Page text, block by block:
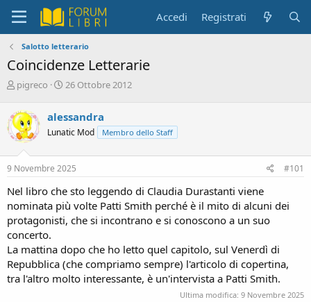
Accedi Registrati
Salotto letterario
Coincidenze Letterarie
C
e
a
t
o
r
e
i
s
c
u
s
i
o
pigreco
D
a
d
i
n
z
i
o
26 Ottobre 2012
alessandra
Lunatic Mod Membro dello Staff
9 Novembre 2025 #101
Nel libro che sto leggendo di Claudia Durastanti viene
nominata più volte Patti Smith perché è il mito di alcuni dei
protagonisti, che si incontrano e si conoscono a un suo
concerto.
La mattina dopo che ho letto quel capitolo, sul Venerdì di
Repubblica (che compriamo sempre) l'articolo di copertina,
tra l'altro molto interessante, è un'intervista a Patti Smith.
Ultima modifica: 9 Novembre 2025